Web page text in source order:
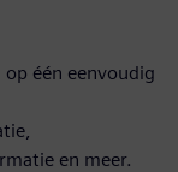
één eenvoudig
en meer.